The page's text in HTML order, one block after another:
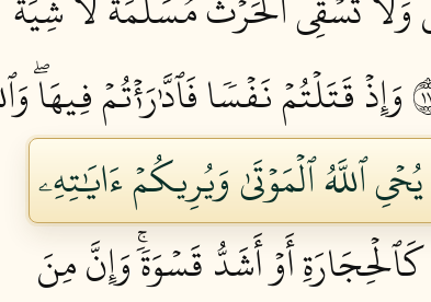
وَإِذۡ قَتَلۡتُمۡ نَفۡسٗا فَٱدَّٰرَٰءۡتُمۡ فِيهَاۖ
ٱللَّهُ ٱلۡمَوۡتَىٰ وَيُرِيكُمۡ ءَايَٰتِهِۦ
أَوۡ أَشَدُّ قَسۡوَةٗۚ وَإِنَّ مِنَ